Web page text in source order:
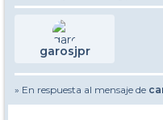
garosjpr
» En respuesta al mensaje de